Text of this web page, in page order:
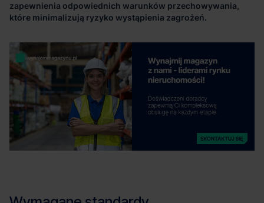
zapewnienia odpowiednich warunków przechowywania,
które minimalizują ryzyko wystąpienia zagrożeń.